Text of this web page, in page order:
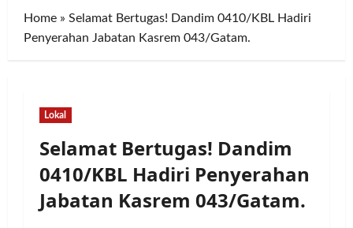
Home » Selamat Bertugas! Dandim 0410/KBL Hadiri
Penyerahan Jabatan Kasrem 043/Gatam.
Lokal
Selamat Bertugas! Dandim
0410/KBL Hadiri Penyerahan
Jabatan Kasrem 043/Gatam.